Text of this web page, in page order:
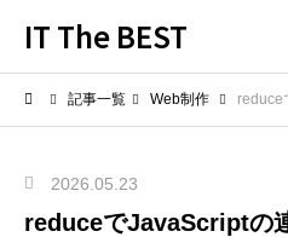
IT The BEST
記事一覧 Web制作 reduceで
2026.05.23
reduceでJavaScriptの